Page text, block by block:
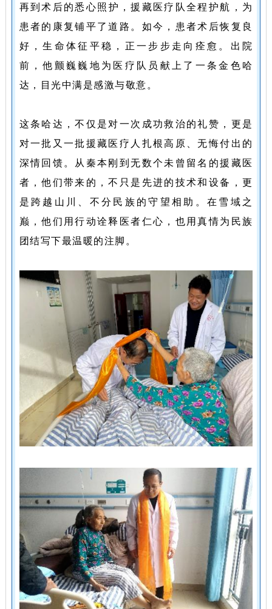
与此同时，患者的家
庭经济状况也让救治
之路雪上加霜。面对
生命与现实的艰难夹
缝，秦本刚没有犹
县人民医院外科主任
拥青多吉，向身边的
同事、朋友发出献血
倡议：“患者需要我
们，血源我们来想办
法。”短短数小时
内，一袋袋满载温度
了医院。
然而，血源有了，患
者的治疗费用仍是难
题。秦本刚与拥青多
吉再次带头捐款，队
员们纷纷响应，短短
时间内便筹集3000余
元。这笔钱不仅解决
也覆盖了后续的手术
及治疗开支，彻底为
这个藏族家庭卸下了
心头的重担。
在血液和资金双双到
位的保障下，手术得
再到术后的悉心照护 ，援藏医疗队全程护航，为
患者的康复铺平了道路。如今，患者术后恢复良
好，生命体征平稳，正一步步走向痊愈。出院
前，他颤巍巍地为医疗队员献上了一条金色哈
达，目光中满是感激与敬意。
这条哈达，不仅是对一次成功救治的礼赞，更是
对一批又一批援藏医疗人扎根高原、无悔付出的
深情回馈。从秦本刚到无数个未曾留名的援藏医
者，他们带来的，不只是先进的技术和设备，更
是跨越山川、不分民族的守望相助。在雪域之
巅，他们用行动诠释医者仁心，也用真情为民族
团结写下最温暖的注脚。